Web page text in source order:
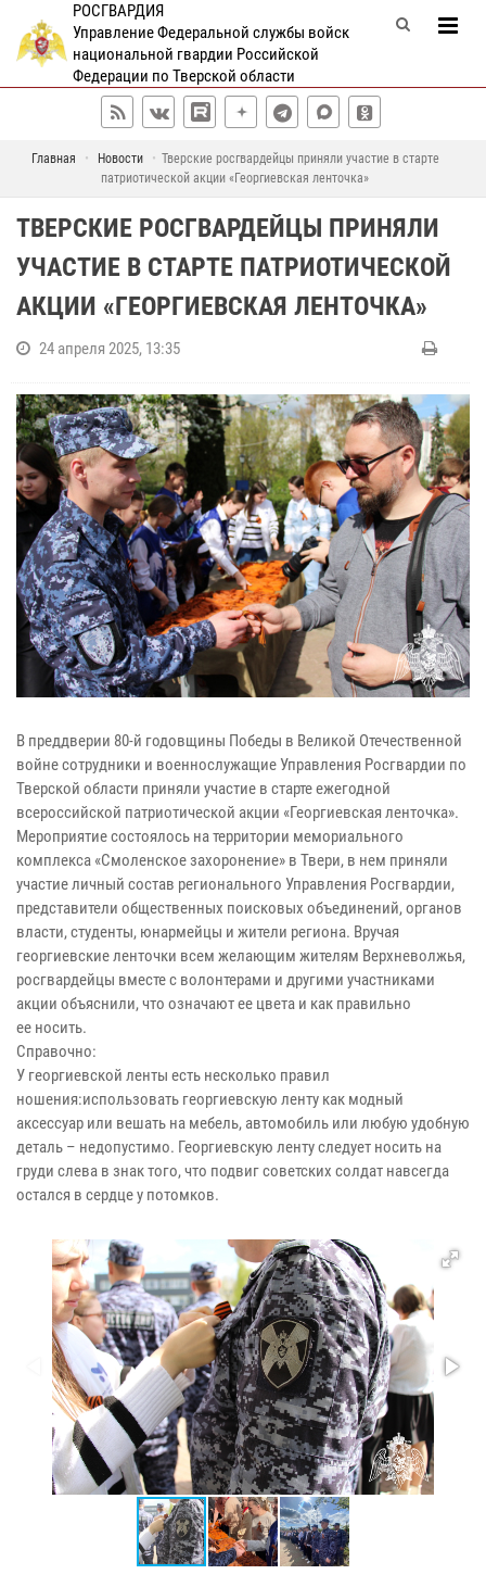
РОСГВАРДИЯ
Управление Федеральной службы войск
национальной гвардии Российской
Федерации по Тверской области
Главная Новости
Тверские росгвардейцы приняли участие в старте
патриотической акции «Георгиевская ленточка»
ТВЕРСКИЕ РОСГВАРДЕЙЦЫ ПРИНЯЛИ
УЧАСТИЕ В СТАРТЕ ПАТРИОТИЧЕСКОЙ
АКЦИИ «ГЕОРГИЕВСКАЯ ЛЕНТОЧКА»
24 апреля 2025, 13:35
В преддверии 80-й годовщины Победы в Великой Отечественной
войне сотрудники и военнослужащие Управления Росгвардии по
Тверской области приняли участие в старте ежегодной
всероссийской патриотической акции «Георгиевская ленточка».
Мероприятие состоялось на территории мемориального
комплекса «Смоленское захоронение» в Твери, в нем приняли
участие личный состав регионального Управления Росгвардии,
представители общественных поисковых объединений, органов
власти, студенты, юнармейцы и жители региона. Вручая
георгиевские ленточки всем желающим жителям Верхневолжья,
росгвардейцы вместе с волонтерами и другими участниками
акции объяснили, что означают ее цвета и как правильно
ее носить.
Справочно:
У георгиевской ленты есть несколько правил
ношения:использовать георгиевскую ленту как модный
аксессуар или вешать на мебель, автомобиль или любую удобную
деталь – недопустимо. Георгиевскую ленту следует носить на
груди слева в знак того, что подвиг советских солдат навсегда
остался в сердце у потомков.